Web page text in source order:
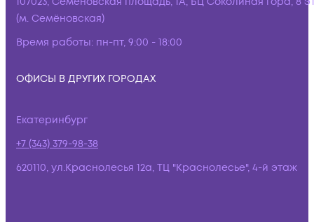
(м. Семёновская)
Время работы: пн-пт, 9:00 - 18:00
ОФИСЫ В ДРУГИХ ГОРОДАХ
Екатеринбург
+7 (343) 379-98-38
620110, ул.Краснолесья 12а, ТЦ "Краснолесье", 4-й этаж